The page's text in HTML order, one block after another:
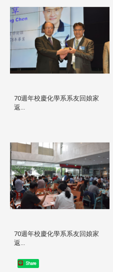
70週年校慶化學系系友回娘家
返...
70週年校慶化學系系友回娘家
返...
Share